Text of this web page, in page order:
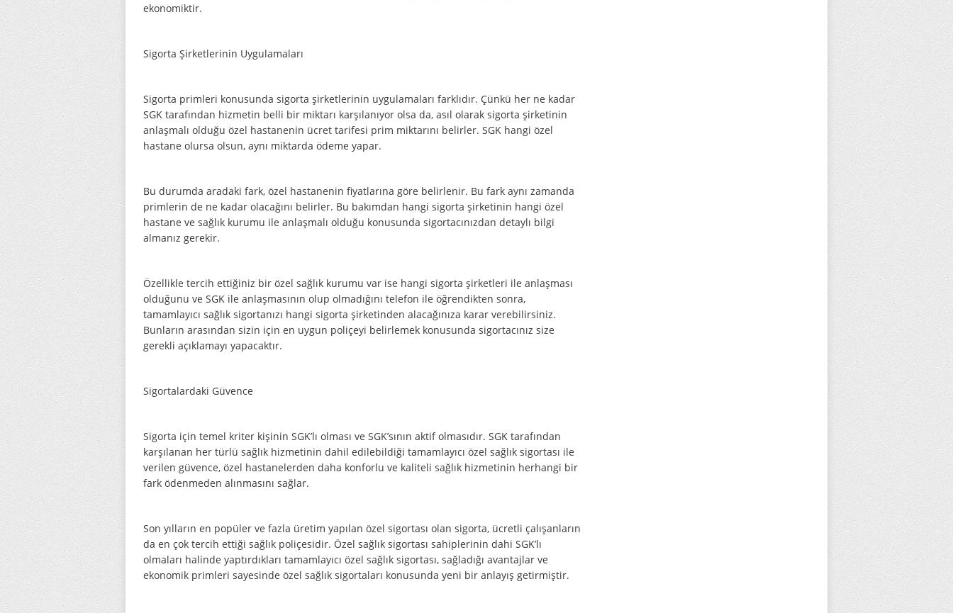
ekonomiktir.
Sigorta Şirketlerinin Uygulamaları
Sigorta primleri konusunda sigorta şirketlerinin uygulamaları farklıdır. Çünkü her ne kadar
SGK tarafından hizmetin belli bir miktarı karşılanıyor olsa da, asıl olarak sigorta şirketinin
anlaşmalı olduğu özel hastanenin ücret tarifesi prim miktarını belirler. SGK hangi özel
hastane olursa olsun, aynı miktarda ödeme yapar.
Bu durumda aradaki fark, özel hastanenin fiyatlarına göre belirlenir. Bu fark aynı zamanda
primlerin de ne kadar olacağını belirler. Bu bakımdan hangi sigorta şirketinin hangi özel
hastane ve sağlık kurumu ile anlaşmalı olduğu konusunda sigortacınızdan detaylı bilgi
almanız gerekir.
Özellikle tercih ettiğiniz bir özel sağlık kurumu var ise hangi sigorta şirketleri ile anlaşması
olduğunu ve SGK ile anlaşmasının olup olmadığını telefon ile öğrendikten sonra,
tamamlayıcı sağlık sigortanızı hangi sigorta şirketinden alacağınıza karar verebilirsiniz.
Bunların arasından sizin için en uygun poliçeyi belirlemek konusunda sigortacınız size
gerekli açıklamayı yapacaktır.
Sigortalardaki Güvence
Sigorta için temel kriter kişinin SGK’lı olması ve SGK’sının aktif olmasıdır. SGK tarafından
karşılanan her türlü sağlık hizmetinin dahil edilebildiği tamamlayıcı özel sağlık sigortası ile
verilen güvence, özel hastanelerden daha konforlu ve kaliteli sağlık hizmetinin herhangi bir
fark ödenmeden alınmasını sağlar.
Son yılların en popüler ve fazla üretim yapılan özel sigortası olan sigorta, ücretli çalışanların
da en çok tercih ettiği sağlık poliçesidir. Özel sağlık sigortası sahiplerinin dahi SGK’lı
olmaları halinde yaptırdıkları tamamlayıcı özel sağlık sigortası, sağladığı avantajlar ve
ekonomik primleri sayesinde özel sağlık sigortaları konusunda yeni bir anlayış getirmiştir.